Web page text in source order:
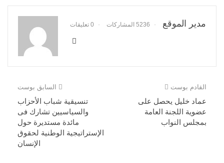
مدير الموقع 5236 المشاركات 0 تعليقات
السابق بوست
تنسيقية شباب الأحزاب
والسياسيين تشارك فى
مائدة مستديرة حول
الإستراتيجية الوطنية لحقوق
الإنسان
القادم بوست
عماد خليل يحصل على
عضوية اللجنة العامة
بمجلس النواب